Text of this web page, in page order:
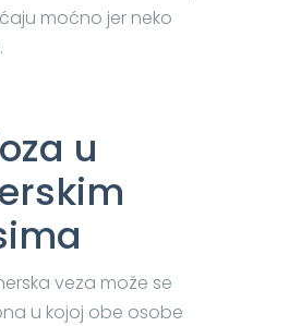
moćno jer neko
u
veza može se
u kojoj obe osobe